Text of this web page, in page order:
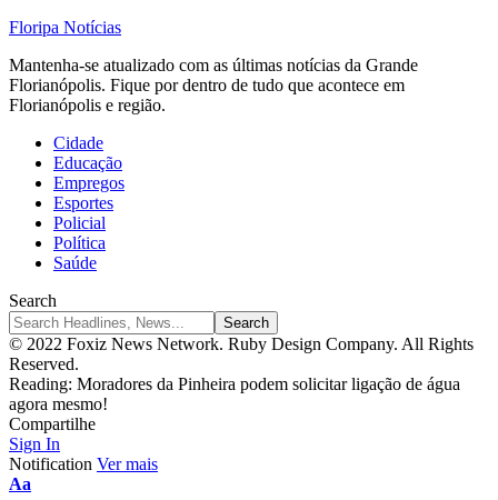
Floripa Notícias
Mantenha-se atualizado com as últimas notícias da Grande
Florianópolis. Fique por dentro de tudo que acontece em
Florianópolis e região.
Cidade
Educação
Empregos
Esportes
Policial
Política
Saúde
Search
© 2022 Foxiz News Network. Ruby Design Company. All Rights
Reserved.
Reading: Moradores da Pinheira podem solicitar ligação de água
agora mesmo!
Compartilhe
Sign In
Notification Ver mais
Font
Aa